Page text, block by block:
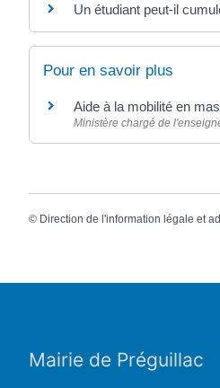
Un étudiant peut-il
Pour en savoir plus
Aide à la mobilité en
Ministère chargé de
© Direction de l'information légale et
Mairie de Préguillac